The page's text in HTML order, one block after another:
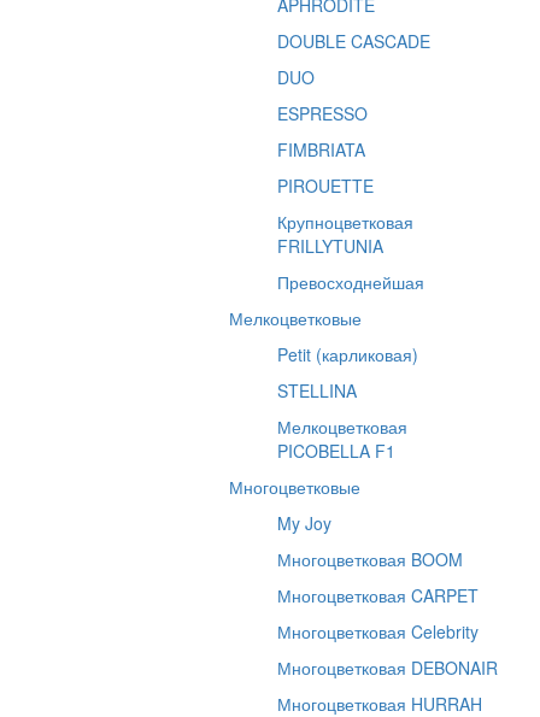
APHRODITE
DOUBLE CASCADE
DUO
ESPRESSO
FIMBRIATA
PIROUETTE
Крупноцветковая
FRILLYTUNIA
Превосходнейшая
Мелкоцветковые
Petit (карликовая)
STELLINA
Мелкоцветковая
PICOBELLA F1
Многоцветковые
My Joy
Многоцветковая BOOM
Многоцветковая CARPET
Многоцветковая Celebrity
Многоцветковая DEBONAIR
Многоцветковая HURRAH